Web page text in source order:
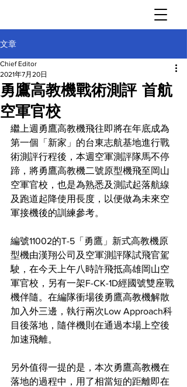
文章
勇鷹高教機戰術測評 首航
空軍官校
Chief Editor
2021年7月20日
繼上週勇鷹高教機飛往即將在年底成為
第一個「新家」的台東志航基地進行戰
術測評行程後，本週空軍測評隊馬不停
蹄，將勇鷹高教機二號原型機飛至岡山
空軍官校，也是為熟悉及測試起落航線
及跑道起降使用長度，以便做為未來空
軍接機後的訓練參考。
編號11002的T-5「勇鷹」新式高教機原
型機由漢翔公司及空軍測評隊試飛官駕
駛，在今天上午八時許飛抵高雄岡山空
軍官校，另有一架F-CK-1D經國號雙座戰
機伴隨。在編隊衝場後勇鷹高教機解散
加入外三邊，執行兩次Low Approach科
目後落地，隨伴機則在通過本場上空後
加速飛離。
另外值得一提的是，本次勇鷹高教機在
落地的過程中，用了相當短的距離即在